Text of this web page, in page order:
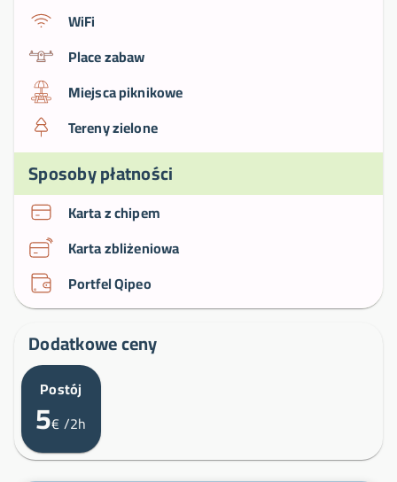
WiFi
Place zabaw
Miejsca piknikowe
Tereny zielone
Sposoby płatności
Karta z chipem
Karta zbliżeniowa
Portfel Qipeo
Dodatkowe ceny
Postój
5€/2h